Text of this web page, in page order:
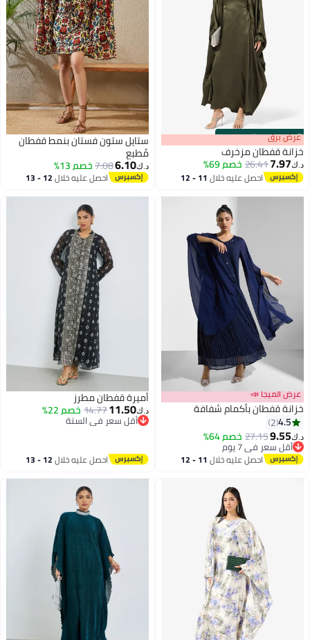
00m:00s
·باقي 100% عرض برق
خزانة قفطان مزخرف
د.ك‏7.97
26.41خصم 69%
احصل عليه خلال 11 - 12
ستايل ستون فستان بنمط قفطان
مُطبع
د.ك‏6.10
7.08خصم 13%
احصل عليه خلال 12 - 13
عرض الميجا 📣
خزانة قفطان بأكمام شفافة
4.5
2
د.ك‏9.55
27.15خصم 64%
أقل سعر في 7 يوم
أقل سعر في 7 يوماحصل عليه خلال 11 - 12
أميرة قفطان مطرز
د.ك‏11.50
14.77خصم 22%
أقل سعر في السنة
أقل سعر في السنة
احصل عليه خلال 12 - 13